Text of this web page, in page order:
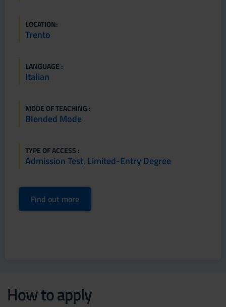
LOCATION:
Trento
LANGUAGE :
Italian
MODE OF TEACHING :
Blended Mode
TYPE OF ACCESS :
Admission Test, Limited-Entry Degree
Find out more
How to apply